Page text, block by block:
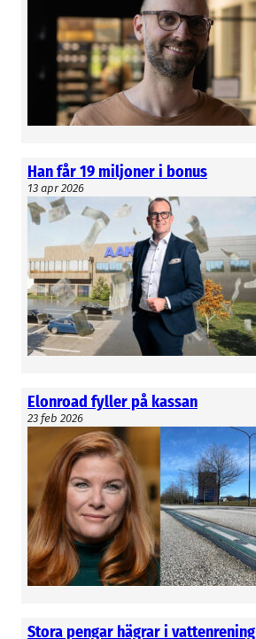
Han får 19 miljoner i bonus
13 apr 2026
Elonroad fyller på kassan
23 feb 2026
Stora pengar hägrar i vattenrening